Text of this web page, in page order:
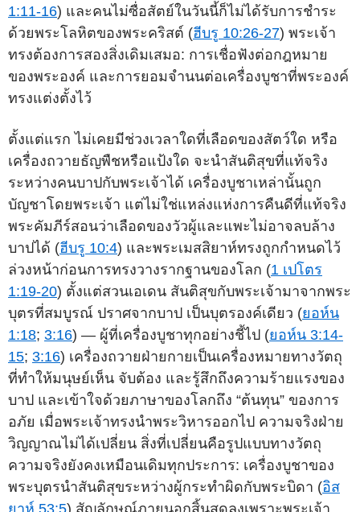
1:11-16) และคนไม่ซื่อสัตย์ในวันนี้ก็ไม่ได้รับการชำระ
ด้วยพระโลหิตของพระคริสต์ (ฮีบรู 10:26-27) พระเจ้า
ทรงต้องการสองสิ่งเดิมเสมอ: การเชื่อฟังต่อกฎหมาย
ของพระองค์ และการยอมจำนนต่อเครื่องบูชาที่พระองค์
ทรงแต่งตั้งไว้
ตั้งแต่แรก ไม่เคยมีช่วงเวลาใดที่เลือดของสัตว์ใด หรือ
เครื่องถวายธัญพืชหรือแป้งใด จะนำสันติสุขที่แท้จริง
ระหว่างคนบาปกับพระเจ้าได้ เครื่องบูชาเหล่านั้นถูก
บัญชาโดยพระเจ้า แต่ไม่ใช่แหล่งแห่งการคืนดีที่แท้จริง
พระคัมภีร์สอนว่าเลือดของวัวผู้และแพะไม่อาจลบล้าง
บาปได้ (ฮีบรู 10:4) และพระเมสสิยาห์ทรงถูกกำหนดไว้
ล่วงหน้าก่อนการทรงวางรากฐานของโลก (1 เปโตร
1:19-20) ตั้งแต่สวนเอเดน สันติสุขกับพระเจ้ามาจากพระ
บุตรที่สมบูรณ์ ปราศจากบาป เป็นบุตรองค์เดียว (ยอห์น
1:18; 3:16) — ผู้ที่เครื่องบูชาทุกอย่างชี้ไป (ยอห์น 3:14-
15; 3:16) เครื่องถวายฝ่ายกายเป็นเครื่องหมายทางวัตถุ
ที่ทำให้มนุษย์เห็น จับต้อง และรู้สึกถึงความร้ายแรงของ
บาป และเข้าใจด้วยภาษาของโลกถึง “ต้นทุน” ของการ
อภัย เมื่อพระเจ้าทรงนำพระวิหารออกไป ความจริงฝ่าย
วิญญาณไม่ได้เปลี่ยน สิ่งที่เปลี่ยนคือรูปแบบทางวัตถุ
ความจริงยังคงเหมือนเดิมทุกประการ: เครื่องบูชาของ
พระบุตรนำสันติสุขระหว่างผู้กระทำผิดกับพระบิดา (อิส